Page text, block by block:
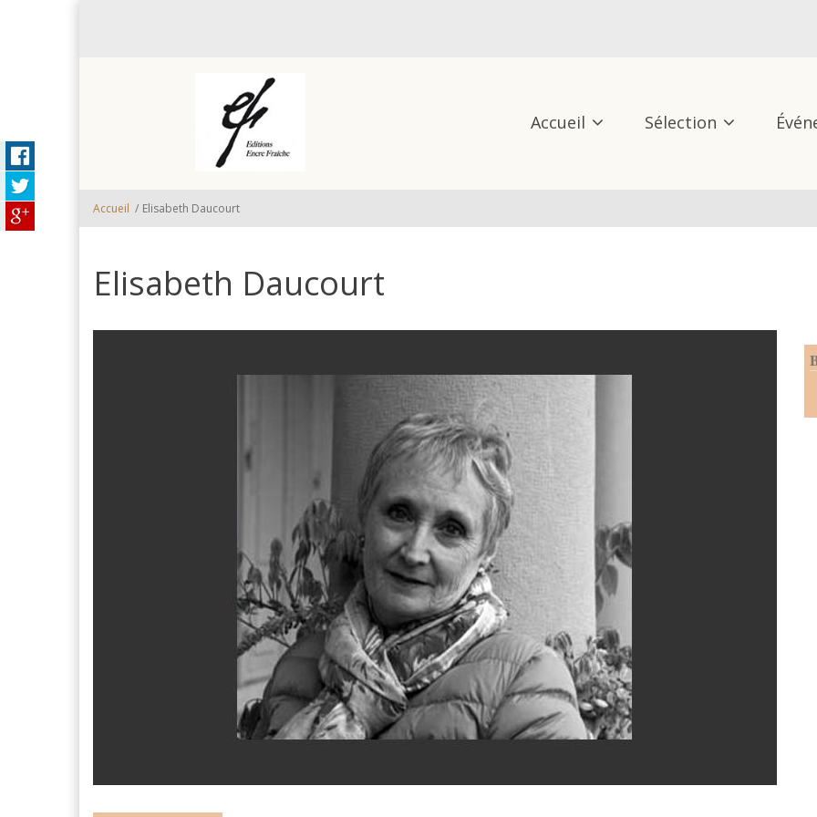
Accueil Sélection
Accueil / Elisabeth Daucourt
Elisabeth Daucourt